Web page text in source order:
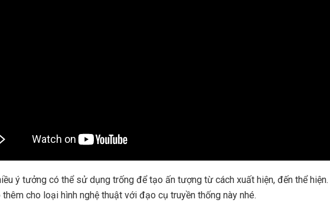
ý tưởng có thể sử dụng trống để tạo ấn tượng từ cách xuất hiện, đến thể
cho loại hình nghệ thuật với đạo cụ truyền thống này nhé.